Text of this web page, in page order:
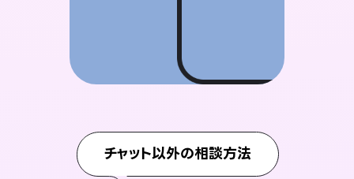
チャット以外の相談方法